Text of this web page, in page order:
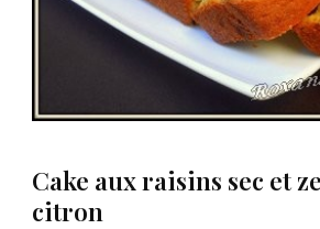
Cake aux raisins sec et
citron